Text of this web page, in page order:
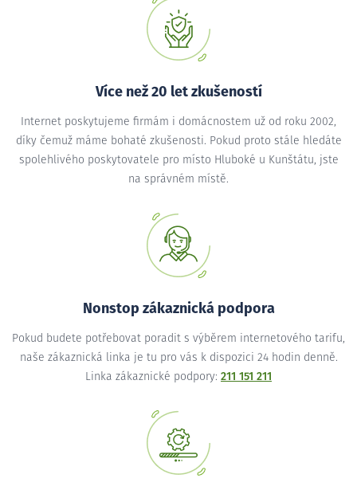
Více než 20 let zkušeností
Internet poskytujeme firmám i domácnostem už od roku 2002,
díky čemuž máme bohaté zkušenosti. Pokud proto stále hledáte
spolehlivého poskytovatele pro místo Hluboké u Kunštátu, jste
na správném místě.
Nonstop zákaznická podpora
Pokud budete potřebovat poradit s výběrem internetového tarifu,
naše zákaznická linka je tu pro vás k dispozici 24 hodin denně.
Linka zákaznické podpory: 211 151 211